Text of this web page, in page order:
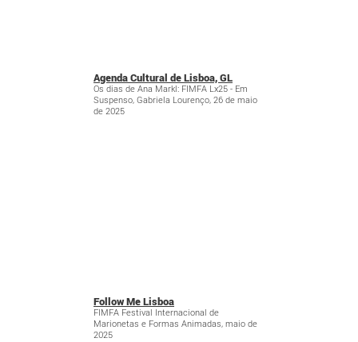
Agenda Cultural de Lisboa, GL
Os dias de Ana Markl: FIMFA Lx25 - Em
Suspenso, Gabriela Lourenço, 26 de maio
de 2025
Follow Me Lisboa
FIMFA Festival Internacional de
Marionetas e Formas Animadas, maio de
2025